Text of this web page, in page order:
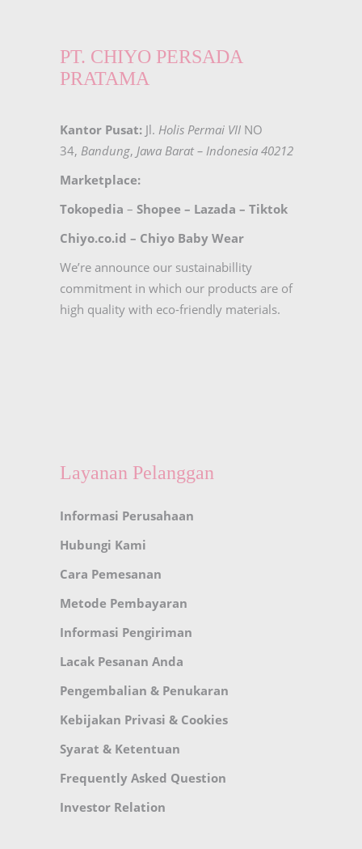
PT. CHIYO PERSADA
PRATAMA
Kantor Pusat: Jl. Holis Permai VII NO
34, Bandung, Jawa Barat – Indonesia 40212
Marketplace:
Tokopedia – Shopee – Lazada – Tiktok
Chiyo.co.id – Chiyo Baby Wear
We’re announce our sustainabillity
commitment in which our products are of
high quality with eco-friendly materials.
Layanan Pelanggan
Informasi Perusahaan
Hubungi Kami
Cara Pemesanan
Metode Pembayaran
Informasi Pengiriman
Lacak Pesanan Anda
Pengembalian & Penukaran
Kebijakan Privasi & Cookies
Syarat & Ketentuan
Frequently Asked Question
Investor Relation